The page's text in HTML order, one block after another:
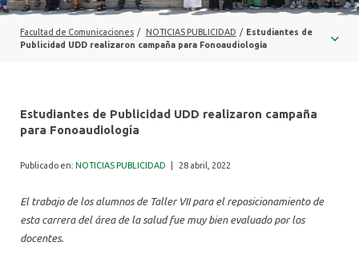
INVESTIGACIÓN
ALUMNI
Facultad de Comunicaciones / NOTICIAS PUBLICIDAD / ​​Estudiantes de
Publicidad UDD realizaron campaña para Fonoaudiología
​​Estudiantes de Publicidad UDD realizaron campaña
para Fonoaudiología
Publicado en: NOTICIAS PUBLICIDAD 28 abril, 2022
El trabajo de los alumnos de Taller VII para el reposicionamiento de
esta carrera del área de la salud fue muy bien evaluado por los
docentes.